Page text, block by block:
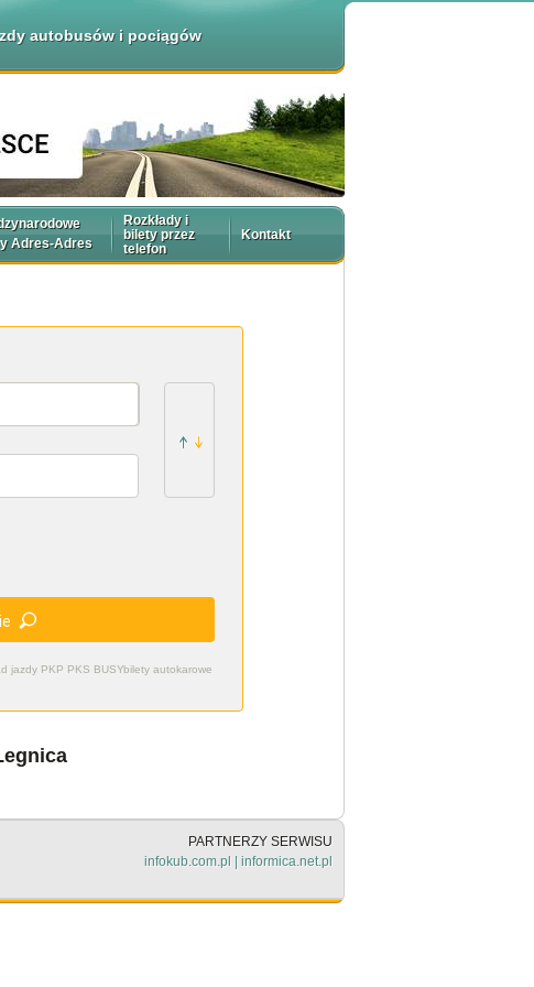
autobusów i pociągów
Adres-Adres
Rozkłady i
bilety przez
telefon
Kontakt
jazdy PKP PKS BUSYbilety autokarowe
PARTNERZY SERWISU
infokub.com.pl
informica.net.pl